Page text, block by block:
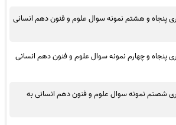
پنجاه و هشتم نمونه سوال علوم و فنون دهم انسانی
پنجاه و چهارم نمونه سوال علوم و فنون دهم انسانی
شصتم نمونه سوال علوم و فنون دهم انسانی به